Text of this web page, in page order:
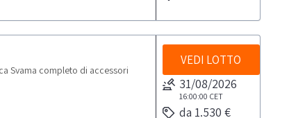
Svama completo di accessori
VEDI LOTTO
31/08/2026
16:00:00 CET
da 1.530 €